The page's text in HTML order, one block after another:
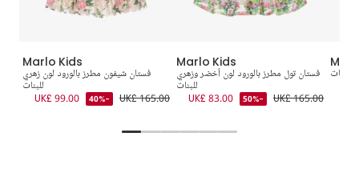
Marlo Kids
فستان شيفون مطرز بالورود لون زهري
للبنات
UK£ 165.00
-40%
UK£ 99.00
Marlo Kids
فستان تول مطرز بالورود لون أخضر وزهري
للبنات
UK£ 165.00
-50%
UK£ 83.00
للبنات